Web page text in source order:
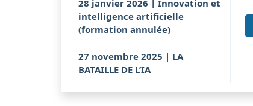
28 janvier 2026 | Innovation et
intelligence artificielle
(formation annulée)
27 novembre 2025 | LA
BATAILLE DE L’IA